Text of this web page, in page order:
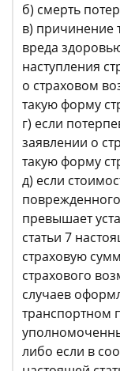
б) смерть
в) причинение
вреда
наступления
о страховом
такую форму
г) если
заявлении о
такую форму
д) если
превышает
статьи 7
страховую
страхового
случаев
транспортном
либо если в